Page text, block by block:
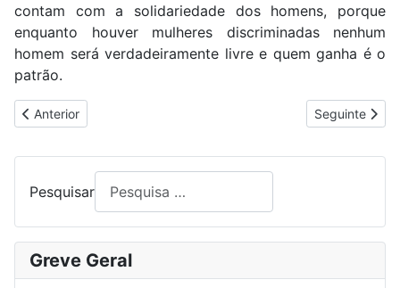
contam com a solidariedade dos homens, porque
enquanto houver mulheres discriminadas nenhum
homem será verdadeiramente livre e quem ganha é o
patrão.
Artigo anterior: TRABALHADORES DA ACCENTURE EM LUTA
Anterior Artigo
Seguinte
Pesquisar
Greve Geral